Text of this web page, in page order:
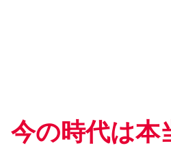
今の時代は本